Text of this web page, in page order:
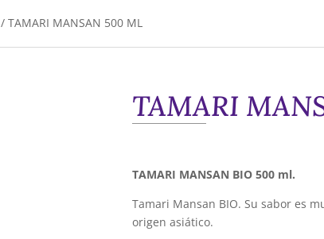
/TAMARI MANSAN 500 ML
TAMARI
TAMARI MANSAN BIO 500 ml.
Tamari Mansan BIO. Su sabor es
origen asiático.